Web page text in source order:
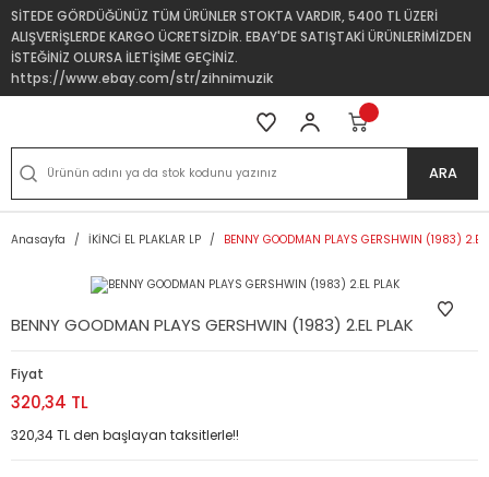
SİTEDE GÖRDÜĞÜNÜZ TÜM ÜRÜNLER STOKTA VARDIR, 5400 TL ÜZERİ
ALIŞVERİŞLERDE KARGO ÜCRETSİZDİR. EBAY'DE SATIŞTAKİ ÜRÜNLERİMİZDEN
İSTEĞİNİZ OLURSA İLETİŞİME GEÇİNİZ.
https://www.ebay.com/str/zihnimuzik
ARA
Anasayfa İKİNCİ EL PLAKLAR LP BENNY GOODMAN PLAYS GERSHWIN (1983) 2.EL
BENNY GOODMAN PLAYS GERSHWIN (1983) 2.EL PLAK
Fiyat
320,34 TL
320,34 TL den başlayan taksitlerle!!